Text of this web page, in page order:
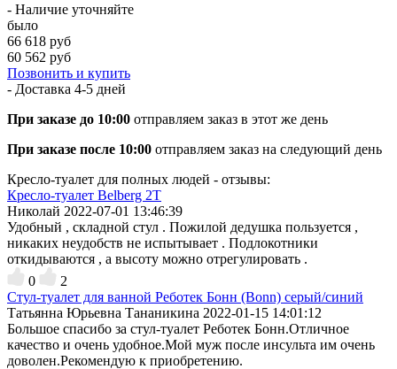
- Наличие уточняйте
было
66 618 руб
60 562 руб
Позвонить и купить
- Доставка 4-5 дней
При заказе до 10:00 отправляем заказ в этот же день
При заказе после 10:00 отправляем заказ на следующий день
Кресло-туалет для полных людей - отзывы:
Кресло-туалет Belberg 2T
Николай 2022-07-01 13:46:39
Удобный , складной стул . Пожилой дедушка пользуется ,
никаких неудобств не испытывает . Подлокотники
откидываются , а высоту можно отрегулировать .
0
2
Стул-туалет для ванной Реботек Бонн (Bonn) серый/синий
Татьянна Юрьевна Тананикина 2022-01-15 14:01:12
Большое спасибо за стул-туалет Реботек Бонн.Отличное
качество и очень удобное.Мой муж после инсульта им очень
доволен.Рекомендую к приобретению.